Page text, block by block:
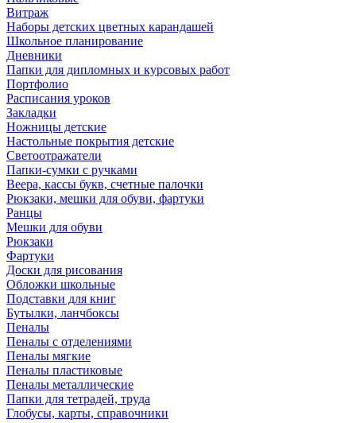
Витраж
Наборы детских цветных карандашей
Школьное планирование
Дневники
Папки для дипломных и курсовых работ
Портфолио
Расписания уроков
Закладки
Ножницы детские
Настольные покрытия детские
Светоотражатели
Папки-сумки с ручками
Веера, кассы букв, счетные палочки
Рюкзаки, мешки для обуви, фартуки
Ранцы
Мешки для обуви
Рюкзаки
Фартуки
Доски для рисования
Обложки школьные
Подставки для книг
Бутылки, ланчбоксы
Пеналы
Пеналы с отделениями
Пеналы мягкие
Пеналы пластиковые
Пеналы металлические
Папки для тетрадей, труда
Глобусы, карты, справочники